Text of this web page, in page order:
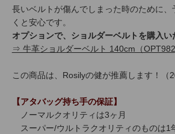
長いベルトが傷んでしまった時のために
くと安心です。
オプションで、ショルダーベルトを購入い
⇒ 牛革ショルダーベルト 140cm（
この商品は、Rosilyの健が推薦します！（
【アタバッグ持ち手の保証】
ノーマルクオリティは3ヶ月
スーパー/ウルトラクオリティのものは1